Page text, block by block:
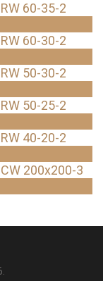
60-35-2
60-30-2
50-30-2
50-25-2
40-20-2
200x200-3